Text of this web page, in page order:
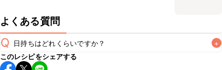
よくある質問
Q 日持ちはどれくらいですか？ +
保存期間は冷蔵で当日中が目安です。なるべくお早めにお召
このレシピをシェアする